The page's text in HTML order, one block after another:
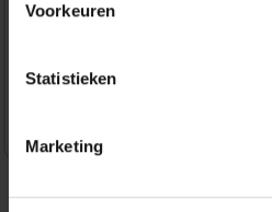
Voorkeuren
Statistieken
Marketing
Veilig en snel betalen